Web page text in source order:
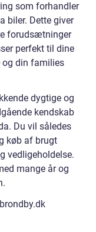
som forhandler
biler. Dette giver
forudsætninger
perfekt til dine
og din families
dygtige og
kendskab
Du vil således
køb af brugt
vedligeholdelse.
mange år og